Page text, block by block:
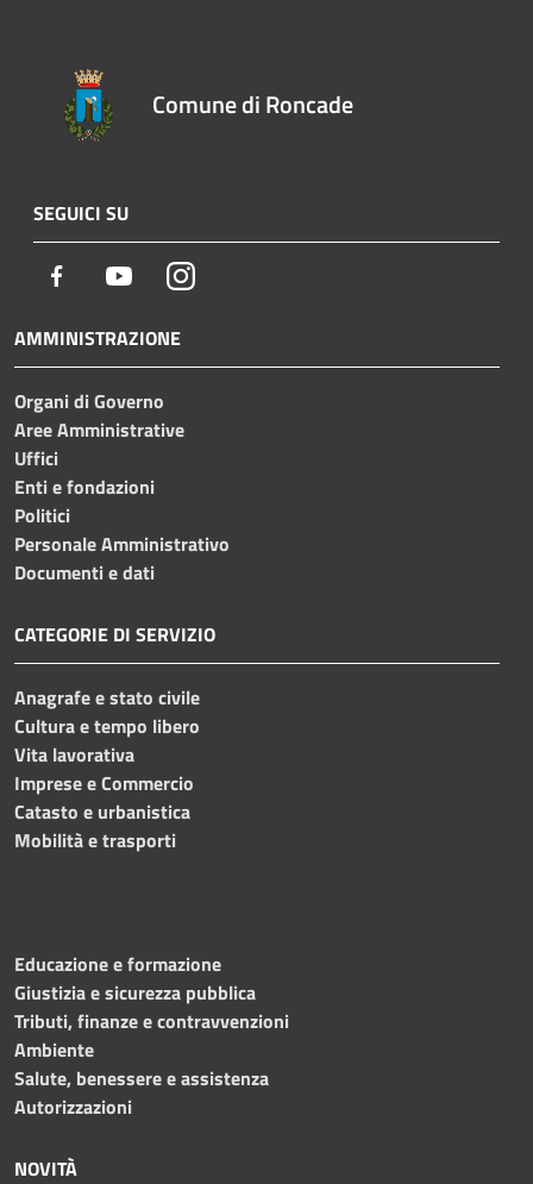
Comune di Roncade
SEGUICI SU
Facebook YoutubeInstagram
AMMINISTRAZIONE
Organi di Governo
Aree Amministrative
Uffici
Enti e fondazioni
Politici
Personale Amministrativo
Documenti e dati
CATEGORIE DI SERVIZIO
Anagrafe e stato civile
Cultura e tempo libero
Vita lavorativa
Imprese e Commercio
Catasto e urbanistica
Mobilità e trasporti
Educazione e formazione
Giustizia e sicurezza pubblica
Tributi, finanze e contravvenzioni
Ambiente
Salute, benessere e assistenza
Autorizzazioni
NOVITÀ